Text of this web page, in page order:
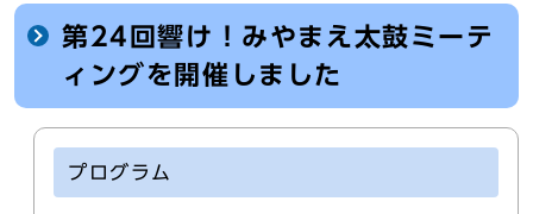
第24回響け！みやまえ太鼓ミーテ
ィングを開催しました
プログラム